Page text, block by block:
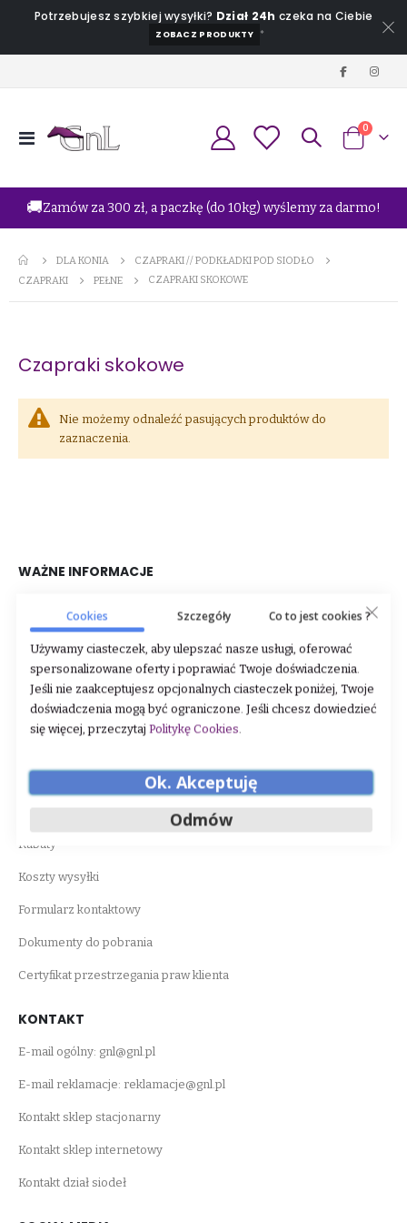
Potrzebujesz szybkiej wysyłki? Dział 24h czeka na Ciebie
ZOBACZ PRODUKTY *
Przełącznik
Koszyk
0
🚚Zamów za 300 zł, a paczkę (do 10kg) wyślemy za darmo!
DLA KONIA
CZAPRAKI // PODKŁADKI POD SIODŁO
CZAPRAKI
PEŁNE CZAPRAKI SKOKOWE
Czapraki skokowe
Nie możemy odnaleźć pasujących produktów do
zaznaczenia.
WAŻNE INFORMACJE
Dane firmy
Regulamin
Zwroty i reklamacje
Polityka prywatności
Sklep stacjonarny
STREFA KLIENTA
Rabaty
Koszty wysyłki
Formularz kontaktowy
Dokumenty do pobrania
Certyfikat przestrzegania praw klienta
KONTAKT
E-mail ogólny: gnl@gnl.pl
E-mail reklamacje: reklamacje@gnl.pl
Kontakt sklep stacjonarny
Kontakt sklep internetowy
Kontakt dział siodeł
Cookies Szczegóły Co to jest cookies ?
Używamy ciasteczek, aby ulepszać nasze usługi, oferować
spersonalizowane oferty i poprawiać Twoje doświadczenia.
Jeśli nie zaakceptujesz opcjonalnych ciasteczek poniżej, Twoje
doświadczenia mogą być ograniczone. Jeśli chcesz dowiedzieć
się więcej, przeczytaj Politykę Cookies.
Ok. Akceptuję
Odmów